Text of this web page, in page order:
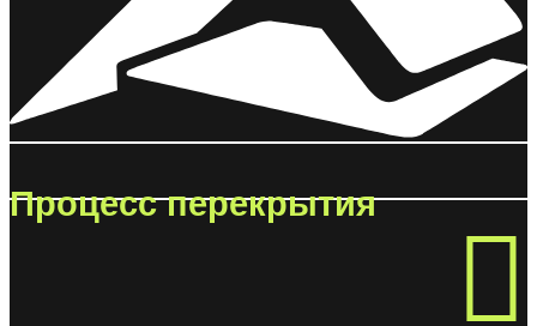
Процесс перекрытия